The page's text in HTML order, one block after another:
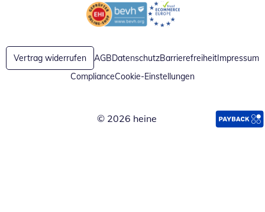
Öffnet in neuem FensterÖffnet in neuem Fenster
Vertrag widerrufen AGBDatenschutzBarrierefreiheitImpressum
ComplianceCookie-Einstellungen
© 2026 heine